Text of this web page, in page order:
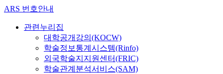
ARS 번호안내
관련누리집
대학공개강의(KOCW)
학술정보통계시스템(Rinfo)
외국학술지지원센터(FRIC)
학술관계분석서비스(SAM)